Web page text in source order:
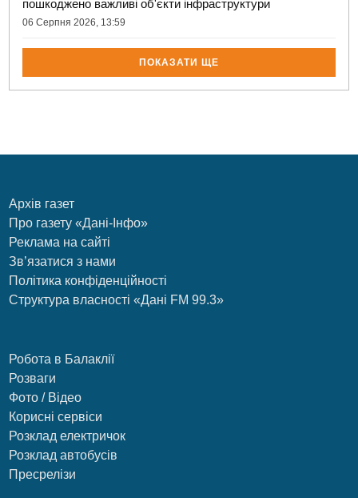
пошкоджено важливі об'єкти інфраструктури
06 Серпня 2026, 13:59
ПОКАЗАТИ ЩЕ
Архів газет
Про газету «Дані-Інфо»
Реклама на сайті
Зв’язатися з нами
Політика конфіденційності
Структура власності «Дані FM 99.3»
Робота в Балаклії
Розваги
Фото / Відео
Корисні сервіси
Розклад електричок
Розклад автобусів
Пресрелізи